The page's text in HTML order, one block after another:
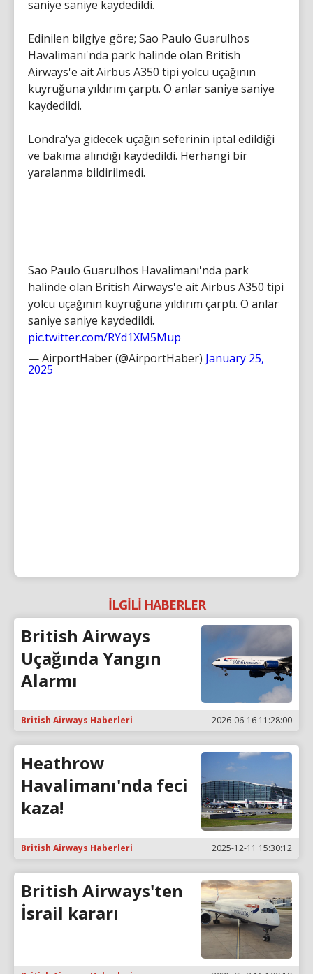
saniye saniye kaydedildi.
Edinilen bilgiye göre; Sao Paulo Guarulhos
Havalimanı'nda park halinde olan British
Airways'e ait Airbus A350 tipi yolcu uçağının
kuyruğuna yıldırım çarptı. O anlar saniye saniye
kaydedildi.
Londra'ya gidecek uçağın seferinin iptal edildiği
ve bakıma alındığı kaydedildi. Herhangi bir
yaralanma bildirilmedi.
Sao Paulo Guarulhos Havalimanı'nda park
halinde olan British Airways'e ait Airbus A350 tipi
yolcu uçağının kuyruğuna yıldırım çarptı. O anlar
saniye saniye kaydedildi.
pic.twitter.com/RYd1XM5Mup
— AirportHaber (@AirportHaber) January 25,
2025
İLGİLİ HABERLER
British Airways
Uçağında Yangın
Alarmı
British Airways Haberleri 2026-06-16 11:28:00
Heathrow
Havalimanı'nda feci
kaza!
British Airways Haberleri 2025-12-11 15:30:12
British Airways'ten
İsrail kararı